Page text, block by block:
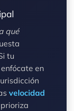
qué
tu
enfócate en
velocidad